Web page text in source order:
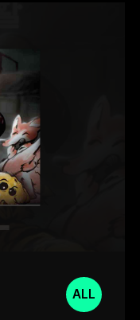
요.
런패턴,
상이
ALL